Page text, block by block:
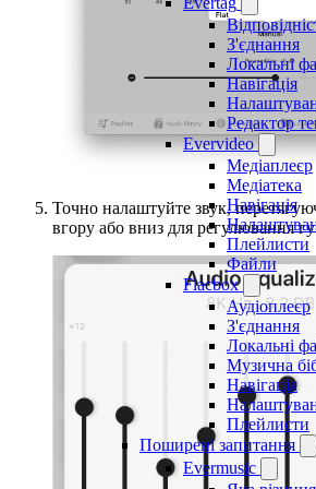
З'єднання
Локальні
Навігація
Редактор
Evervideo
Медіаплеєр
Медіатека
Навігація
Плейлисти
Файли
Flacbox
Аудіоплеєр
З'єднання
Локальні
Музична
Навігація
Плейлисти
Поширені запитання
Evermusic
Точно налаштуйте звук,
вгору або вниз для регулювання